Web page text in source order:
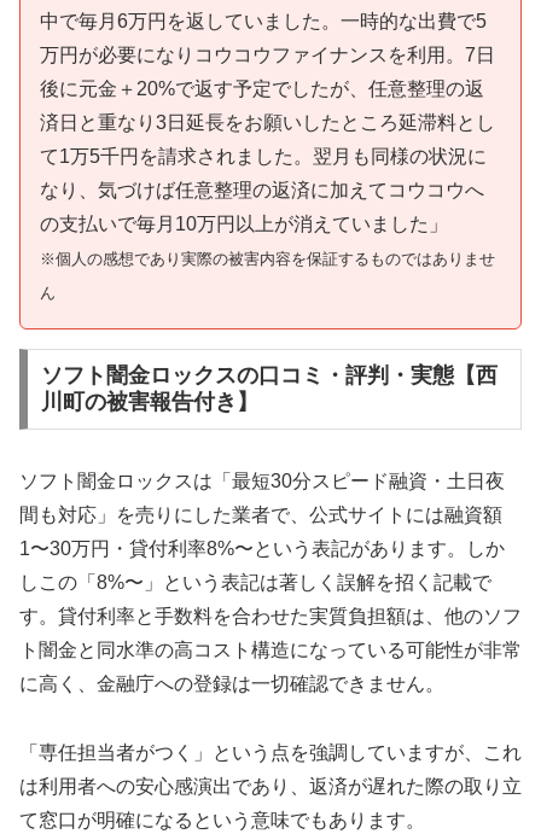
中で毎月6万円を返していました。一時的な出費で5
万円が必要になりコウコウファイナンスを利用。7日
後に元金＋20%で返す予定でしたが、任意整理の返
済日と重なり3日延長をお願いしたところ延滞料とし
て1万5千円を請求されました。翌月も同様の状況に
なり、気づけば任意整理の返済に加えてコウコウへ
の支払いで毎月10万円以上が消えていました」
※個人の感想であり実際の被害内容を保証するものではありませ
ん
ソフト闇金ロックスの口コミ・評判・実態【西
川町の被害報告付き】
ソフト闇金ロックスは「最短30分スピード融資・土日夜
間も対応」を売りにした業者で、公式サイトには融資額
1〜30万円・貸付利率8%〜という表記があります。しか
しこの「8%〜」という表記は著しく誤解を招く記載で
す。貸付利率と手数料を合わせた実質負担額は、他のソフ
ト闇金と同水準の高コスト構造になっている可能性が非常
に高く、金融庁への登録は一切確認できません。
「専任担当者がつく」という点を強調していますが、これ
は利用者への安心感演出であり、返済が遅れた際の取り立
て窓口が明確になるという意味でもあります。